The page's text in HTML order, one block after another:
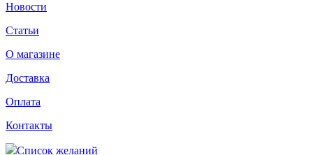
Новости
Статьи
О магазине
Доставка
Оплата
Контакты
Список желаний